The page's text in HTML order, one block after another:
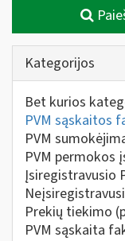
Kategorijos
Bet kurios
PVM sąskaitos
PVM
PVM permokos
Įsiregistravusio
Prekių tiekimo
PVM sąskaita